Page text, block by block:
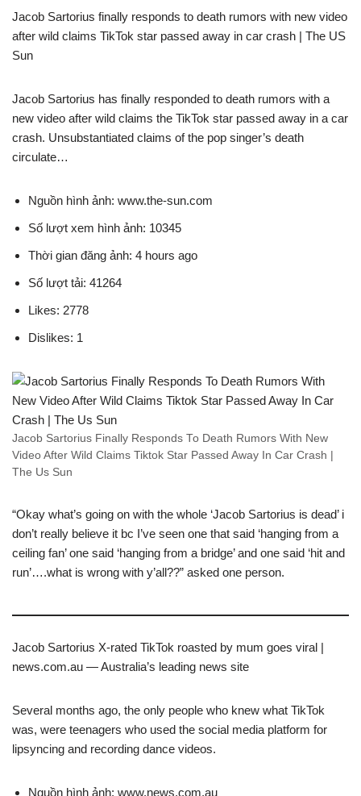
Jacob Sartorius finally responds to death rumors with new video
after wild claims TikTok star passed away in car crash | The US
Sun
Jacob Sartorius has finally responded to death rumors with a
new video after wild claims the TikTok star passed away in a car
crash. Unsubstantiated claims of the pop singer’s death
circulate…
Nguồn hình ảnh: www.the-sun.com
Số lượt xem hình ảnh: 10345
Thời gian đăng ảnh: 4 hours ago
Số lượt tải: 41264
Likes: 2778
Dislikes: 1
Jacob Sartorius Finally Responds To Death Rumors With New
Video After Wild Claims Tiktok Star Passed Away In Car Crash |
The Us Sun
“Okay what’s going on with the whole ‘Jacob Sartorius is dead’ i
don’t really believe it bc I’ve seen one that said ‘hanging from a
ceiling fan’ one said ‘hanging from a bridge’ and one said ‘hit and
run’….what is wrong with y’all??” asked one person.
Jacob Sartorius X-rated TikTok roasted by mum goes viral |
news.com.au — Australia’s leading news site
Several months ago, the only people who knew what TikTok
was, were teenagers who used the social media platform for
lipsyncing and recording dance videos.
Nguồn hình ảnh: www.news.com.au